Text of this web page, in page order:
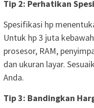
Tip 2: Perhatikan
Spesifikasi hp
Untuk hp 3 juta
prosesor, RAM,
dan ukuran layar.
Anda.
Tip 3: Bandingkan